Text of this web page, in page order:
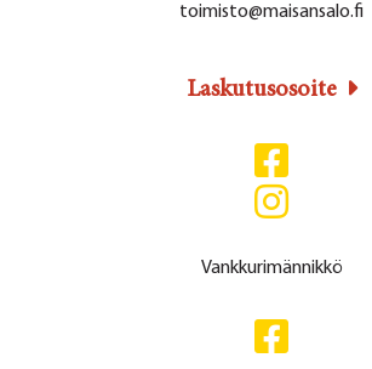
toimisto@maisansalo.fi
Laskutusosoite
Vankkurimännikkö